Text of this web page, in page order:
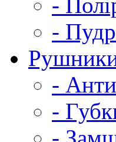
-
-
-